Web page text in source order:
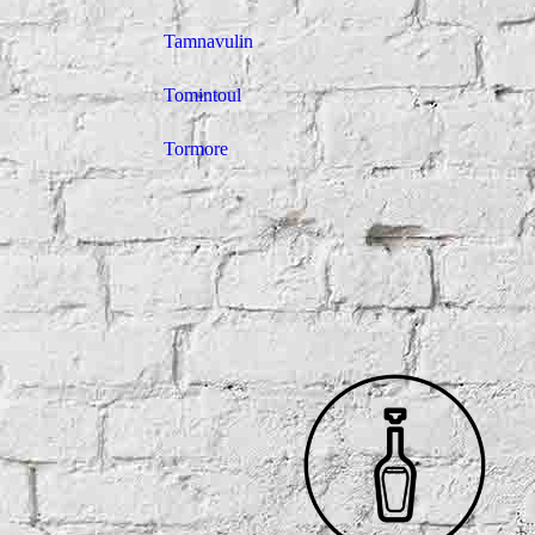
Tamnavulin
Tomintoul
Tormore